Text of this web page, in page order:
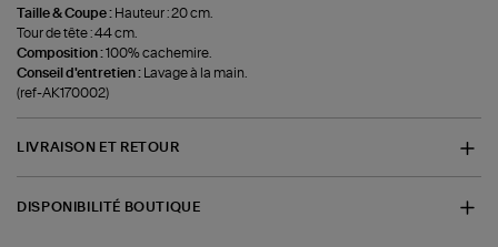
Taille & Coupe : Hauteur : 20 cm.
Tour de tête : 44 cm.
Composition :100% cachemire.
Conseil d'entretien :
Lavage à la main.
(ref-AK170002)
LIVRAISON ET RETOUR
DISPONIBILITÉ BOUTIQUE